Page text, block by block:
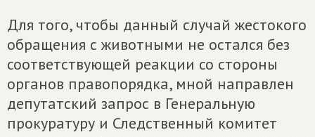
Для того, чтобы данный случай жестокого
обращения с животными не остался без
соответствующей реакции со стороны
органов правопорядка, мной направлен
депутатский запрос в Генеральную
прокуратуру и Следственный комитет